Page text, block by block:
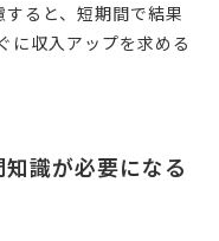
ると、短期間で結果
に収入アップを求める
識が必要になる